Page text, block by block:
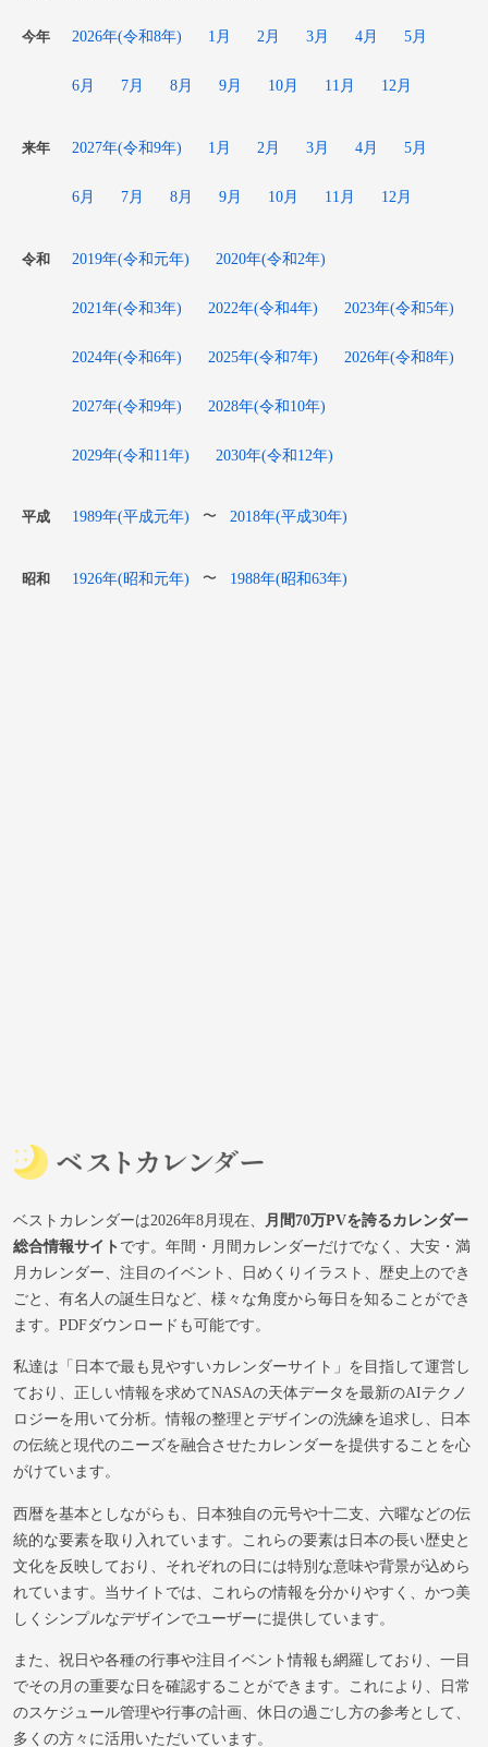
今年 2026年(令和8年) 1月 2月 3月 4月 5月
6月 7月 8月 9月 10月 11月 12月
来年 2027年(令和9年) 1月 2月 3月 4月 5月
6月 7月 8月 9月 10月 11月 12月
令和 2019年(令和元年) 2020年(令和2年)
2021年(令和3年) 2022年(令和4年) 2023年(令和5年)
2024年(令和6年) 2025年(令和7年) 2026年(令和8年)
2027年(令和9年) 2028年(令和10年)
2029年(令和11年) 2030年(令和12年)
平成 1989年(平成元年) 〜 2018年(平成30年)
昭和 1926年(昭和元年) 〜 1988年(昭和63年)
ベストカレンダーは2026年8月現在、
月間70万PVを誇るカレンダー
総合情報サイトです。年間・月間カレンダーだけでなく、大安・満
月カレンダー、注目のイベント、日めくりイラスト、歴史上のでき
ごと、有名人の誕生日など、様々な角度から毎日を知ることができ
ます。PDFダウンロードも可能です。
私達は「日本で最も見やすいカレンダーサイト」を目指して運営し
ており、正しい情報を求めてNASAの天体データを最新のAIテクノ
ロジーを用いて分析。情報の整理とデザインの洗練を追求し、日本
の伝統と現代のニーズを融合させたカレンダーを提供することを心
がけています。
西暦を基本としながらも、日本独自の元号や十二支、六曜などの伝
統的な要素を取り入れています。これらの要素は日本の長い歴史と
文化を反映しており、それぞれの日には特別な意味や背景が込めら
れています。当サイトでは、これらの情報を分かりやすく、かつ美
しくシンプルなデザインでユーザーに提供しています。
また、祝日や各種の行事や注目イベント情報も網羅しており、一目
でその月の重要な日を確認することができます。これにより、日常
のスケジュール管理や行事の計画、休日の過ごし方の参考として、
多くの方々に活用いただいています。